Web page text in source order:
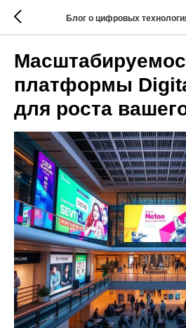
Блог о цифровых
платформы
для роста